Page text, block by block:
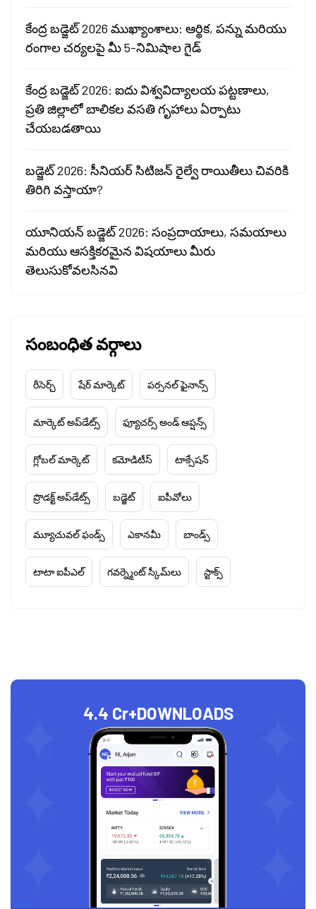
కేంద్ర బడ్జెట్ 2026 ముఖ్యాంశాలు: ఆర్థిక, పన్ను మరియు
రంగాల చర్యలపై మీ 5-నిమిషాల గైడ్
కేంద్ర బడ్జెట్ 2026: ఐదు విశ్వవిద్యాలయ పట్టణాలు,
ప్రతి జిల్లాలో బాలికల వసతి గృహాలు ఏర్పాటు
చేయబడతాయి
బడ్జెట్ 2026: సీనియర్ సిటిజన్ రైల్వే రాయితీలు చివరికి
తిరిగి వస్తాయా?
యూనియన్ బడ్జెట్ 2026: సంప్రదాయాలు, సమయాలు
మరియు ఆసక్తికరమైన విషయాలు మీరు
తెలుసుకోవలసినవి
సంబంధిత వర్గాలు
రీసెర్చ్ షేర్ మార్కెట్ పర్సనల్ ఫైనాన్స్
మార్కెట్ అప్‌డేట్స్ ఫ్యూచర్స్ అండ్ ఆప్షన్స్
గ్లోబల్ మార్కెట్ కమోడిటీస్ టాక్సేషన్
ప్రొడక్ట్ అప్‌డేట్స్ బడ్జెట్ ఐపీవోలు
మ్యూచువల్ ఫండ్స్ ఎకానమీ బాండ్స్
టాటా ఐపీఎల్ గవర్న్మెంట్ స్కీమ్‌లు స్టాక్స్
4.4 Cr+DOWNLOADS